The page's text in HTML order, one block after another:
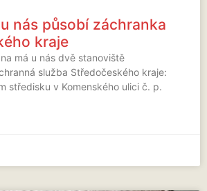
nás působí záchranka
kraje
má u nás dvě stanoviště
služba Středočeského kraje:
středisku v Komenského ulici č. p.